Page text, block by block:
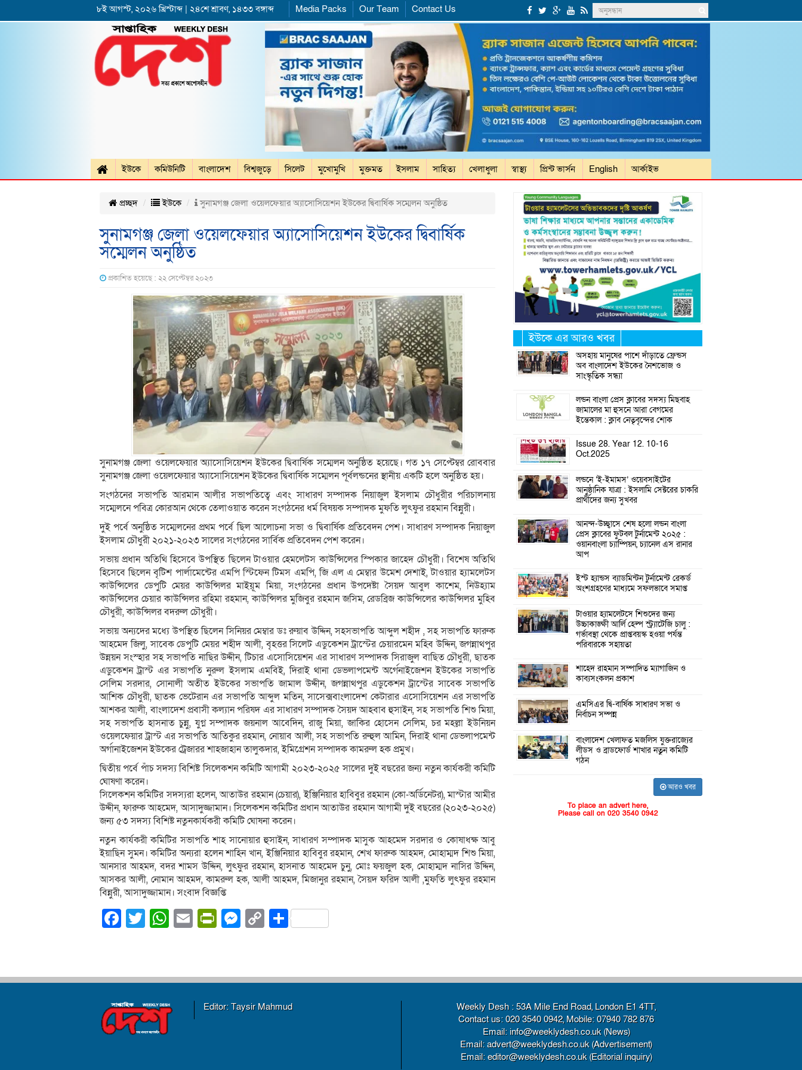
৮ই আগস্ট, ২০২৬ খ্রিস্টাব্দ | ২৪শে শ্রাবণ, ১৪৩৩ বঙ্গাব্দ Media Packs Our Team Contact Us
ইউকে কমিউনিটি বাংলাদেশ বিশ্বজুড়ে সিলেট মুখোমুখি মুক্তমত ইসলাম সাহিত্য খেলাধুলা স্বাস্থ্য প্রিন্ট ভার্সন English আর্কাইভ
প্রচ্ছদ ইউকে সুনামগঞ্জ জেলা ওয়েলফেয়ার অ্যাসোসিয়েশন ইউকের দ্বিবার্ষিক সম্মেলন অনুষ্ঠিত
সুনামগঞ্জ জেলা ওয়েলফেয়ার অ্যাসোসিয়েশন ইউকের দ্বিবার্ষিক
সম্মেলন অনুষ্ঠিত
প্রকাশিত হয়েছে : ২২ সেপ্টেম্বর ২০২৩
সুনামগঞ্জ জেলা ওয়েলফেয়ার অ্যাসোসিয়েশন ইউকের দ্বিবার্ষিক সম্মেলন অনুষ্ঠিত হয়েছে। গত ১৭ সেপ্টেম্বর রোববার
সুনামগঞ্জ জেলা ওয়েলফেয়ার অ্যাসোসিয়েশন ইউকের দ্বিবার্ষিক সম্মেলন পূর্বলন্ডনের স্থানীয় একটি হলে অনুষ্ঠিত হয়।
সংগঠনের সভাপতি আরমান আলীর সভাপতিত্বে এবং সাধারণ সম্পাদক নিয়াজুল ইসলাম চৌধুরীর পরিচালনায়
সম্মেলনে পবিত্র কোরআন থেকে তেলাওয়াত করেন সংগঠনের ধর্ম বিষয়ক সম্পাদক মুফতি লুৎফুর রহমান বিন্নুরী।
দুই পর্বে অনুষ্ঠিত সম্মেলনের প্রথম পর্বে ছিল আলোচনা সভা ও দ্বিবার্ষিক প্রতিবেদন পেশ। সাধারণ সম্পাদক নিয়াজুল
ইসলাম চৌধুরী ২০২১-২০২৩ সালের সংগঠনের সার্বিক প্রতিবেদন পেশ করেন।
সভায় প্রধান অতিথি হিসেবে উপস্থিত ছিলেন টাওয়ার হেমলেটস কাউন্সিলের স্পিকার জাহেদ চৌধুরী। বিশেষ অতিথি
হিসেবে ছিলেন বৃটিশ পার্লামেন্টের এমপি স্টিফেন টিমস এমপি, জি এল এ মেম্বার উমেশ দেশাই, টাওয়ার হ্যামলেটস
কাউন্সিলের ডেপুটি মেয়র কাউন্সিলর মাইয়ূম মিয়া, সংগঠনের প্রধান উপদেষ্টা সৈয়দ আবুল কাশেম, নিউহ্যাম
কাউন্সিলের চেয়ার কাউন্সিলর রহিমা রহমান, কাউন্সিলর মুজিবুর রহমান জসিম, রেডব্রিজ কাউন্সিলের কাউন্সিলর মুহিব
চৌধুরী, কাউন্সিলর বদরুল চৌধুরী।
সভায় অন্যদের মধ্যে উপস্থিত ছিলেন সিনিয়র মেম্বার ডঃ রুয়াব উদ্দিন, সহসভাপতি আব্দুল শহীদ , সহ সভাপতি ফারুক
আহমেদ জিলু, সাবেক ডেপুটি মেয়র শহীদ আলী, বৃহত্তর সিলেট এডুকেশন ট্রাস্টের চেয়ারমেন মহিব উদ্দিন, জগন্নাথপুর
উন্নয়ন সংস্হার সহ সভাপতি নাছির উদ্দীন, টিচার এসোসিয়েশন এর সাধারণ সম্পাদক সিরাজুল বাছিত চৌধুরী, ছাতক
এডুকেশন ট্রাস্ট এর সভাপতি নুরুল ইসলাম এমবিই, দিরাই থানা ডেভলাপমেন্ট অর্গেনাইজেশন ইউকের সভাপতি
সেলিম সরদার, সোনালী অতীত ইউকের সভাপতি জামাল উদ্দীন, জগন্নাথপুর এডুকেশন ট্রাস্টের সাবেক সভাপতি
আশিক চৌধুরী, ছাতক ভেটেরান এর সভাপতি আব্দুল মতিন, সাসেক্সবাংলাদেশ কেটারার এসোসিয়েশন এর সভাপতি
আশকর আলী, বাংলাদেশ প্রবাসী কল্যান পরিষদ এর সাধারণ সম্পাদক সৈয়দ আহবাব হুসাইন, সহ সভাপতি শিশু মিয়া,
সহ সভাপতি হাসনাত চুন্নু, যুগ্ন সম্পাদক জয়নাল আবেদিন, রাজু মিয়া, জাকির হোসেন সেলিম, চর মহল্লা ইউনিয়ন
ওয়েলফেয়ার ট্রাস্ট এর সভাপতি আতিকুর রহমান, নোয়াব আলী, সহ সভাপতি রুহুল আমিন, দিরাই থানা ডেভলাপমেন্ট
অর্গানাইজেশন ইউকের ট্রেজারর শাহজাহান তালুকদার, ইমিগ্রেশন সম্পাদক কামরুল হক প্রমুখ।
দ্বিতীয় পর্বে পাঁচ সদস্য বিশিষ্ট সিলেকশন কমিটি আগামী ২০২৩-২০২৫ সালের দুই বছরের জন্য নতুন কার্যকরী কমিটি
ঘোষণা করেন।
সিলেকশন কমিটির সদস্যরা হলেন, আতাউর রহমান (চেয়ার), ইঞ্জিনিয়ার হাবিবুর রহমান (কো-অর্ডিনেটর), মাস্টার আমীর
উদ্দীন, ফারুক আহমেদ, আসাদুজ্জামান। সিলেকশন কমিটির প্রধান আতাউর রহমান আগামী দুই বছরের (২০২৩-২০২৫)
জন্য ৫৩ সদস্য বিশিষ্ট নতুনকার্যকরী কমিটি ঘোষনা করেন।
নতুন কার্যকরী কমিটির সভাপতি শাহ সানোয়ার হুসাইন, সাধারণ সম্পাদক মাসুক আহমেদ সরদার ও কোষাধক্ষ আবু
ইয়াছিন সুমন। কমিটির অন্যরা হলেন শাহিন খান, ইঞ্জিনিয়ার হাবিবুর রহমান, শেখ ফারুক আহমদ, মোহাম্মদ শিশু মিয়া,
আনসার আহমদ, বদর শামস উদ্দিন, লুৎফুর রহমান, হাসনাত আহমেদ চুনু, মোঃ ফয়জুল হক, মোহাম্মদ নাসির উদ্দিন,
আসকর আলী, নোমান আহমদ, কামরুল হক, আলী আহমদ, মিজানুর রহমান, সৈয়দ ফরিদ আলী ,মুফতি লুৎফুর রহমান
বিন্নুরী, আসাদুজ্জামান। সংবাদ বিজ্ঞপ্তি
Facebook
Twitter
WhatsApp
EmailPrintFriendly
Messenger
CopyShare
ইউকে এর আরও খবর
অসহায় মানুষের পাশে দাঁড়াতে ফ্রেন্ডস
অব বাংলাদেশ ইউকের নৈশভোজ ও
সাংস্কৃতিক সন্ধ্যা
লন্ডন বাংলা প্রেস ক্লাবের সদস্য মিছবাহ
জামালের মা হুসনে আরা বেগমের
ইন্তেকাল : ক্লাব নেতৃবৃন্দের শোক
Issue 28. Year 12. 10-16
Oct.2025
লন্ডনে ‘ই-ইমামস’ ওয়েবসাইটের
আনুষ্ঠানিক যাত্রা : ইসলামি সেক্টরের চাকরি
প্রার্থীদের জন্য সুখবর
আনন্দ-উচ্ছ্বাসে শেষ হলো লন্ডন বাংলা
প্রেস ক্লাবের ফুটবল টুর্নামেন্ট ২০২৫ :
ওয়ানবাংলা চ্যাম্পিয়ন, চ্যানেল এস রানার
আপ
ইস্ট হ্যান্ডস ব্যাডমিন্টন টুর্নামেন্ট রেকর্ড
অংশগ্রহণের মাধ্যমে সফলভাবে সমাপ্ত
টাওয়ার হ্যামলেটসে শিশুদের জন্য
উচ্চাকাঙ্ক্ষী আর্লি হেল্প স্ট্র্যাটেজি চালু :
গর্ভাবস্থা থেকে প্রাপ্তবয়স্ক হওয়া পর্যন্ত
পরিবারকে সহায়তা
শাহেদ রাহমান সম্পাদিত ম্যাগাজিন ও
কাব্যসংকলন প্রকাশ
এমসিএর দ্বি-বার্ষিক সাধারণ সভা ও
নির্বাচন সম্পন্ন
বাংলাদেশ খেলাফত মজলিস যুক্তরাজ্যের
লীডস ও ব্রাডফোর্ড শাখার নতুন কমিটি
গঠন
আরও খবর
To place an advert here,
Please call on 020 3540 0942
Editor: Taysir Mahmud
Weekly Desh : 53A Mile End Road, London E1 4TT,
Contact us: 020 3540 0942, Mobile: 07940 782 876
Email: info@weeklydesh.co.uk (News)
Email: advert@weeklydesh.co.uk (Advertisement)
Email: editor@weeklydesh.co.uk (Editorial inquiry)